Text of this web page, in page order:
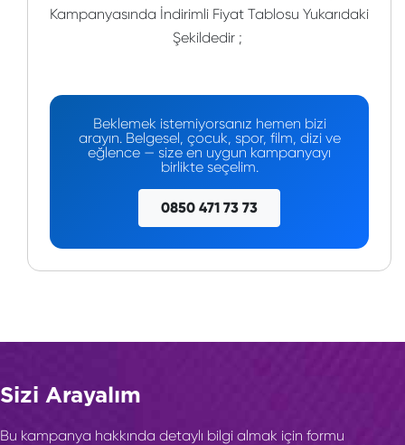
Kampanyasında İndirimli Fiyat Tablosu Yukarıdaki
Şekildedir ;
Beklemek istemiyorsanız hemen bizi
arayın. Belgesel, çocuk, spor, film, dizi ve
eğlence — size en uygun kampanyayı
birlikte seçelim.
0850 471 73 73
Sizi Arayalım
Bu kampanya hakkında detaylı bilgi almak için formu